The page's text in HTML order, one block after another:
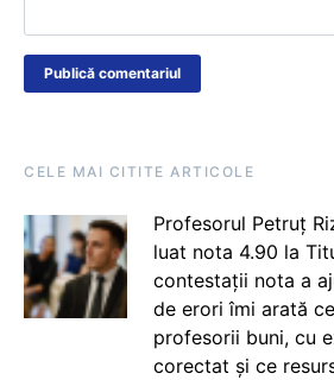
CELE MAI CITITE ARTICOLE
Profesorul Petruț
luat nota 4.90 la
contestații nota a
de erori îmi arată
profesorii buni, cu
corectat și ce